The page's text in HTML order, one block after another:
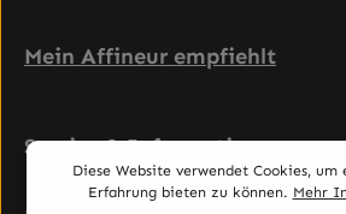
Mein Affineur empfiehlt
Service & Informationen
Diese Website verwendet Cookies, um
Erfahrung bieten zu können. Mehr